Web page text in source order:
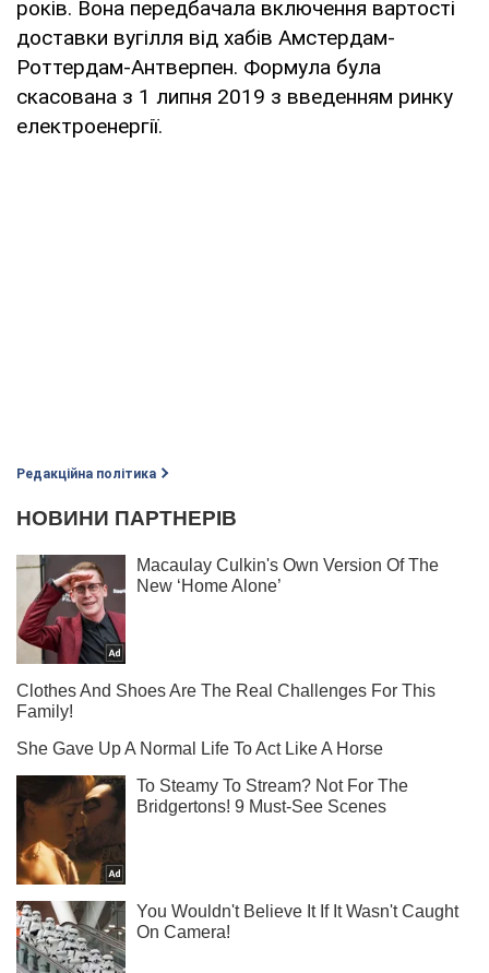
років. Вона передбачала включення вартості
доставки вугілля від хабів Амстердам-
Роттердам-Антверпен. Формула була
скасована з 1 липня 2019 з введенням ринку
електроенергії.
Редакційна політика